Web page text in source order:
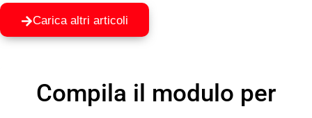
Carica altri articoli